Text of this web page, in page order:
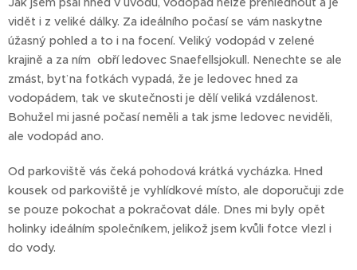
vidět i z veliké dálky. Za ideálního počasí se vám naskytne
úžasný pohled a to i na focení. Veliký vodopád v zelené
krajině a za ním obří ledovec Snaefellsjokull. Nenechte se ale
zmást, byť na fotkách vypadá, že je ledovec hned za
vodopádem, tak ve skutečnosti je dělí veliká vzdálenost.
Bohužel mi jasné počasí neměli a tak jsme ledovec neviděli,
ale vodopád ano.
Od parkoviště vás čeká pohodová krátká vycházka. Hned
kousek od parkoviště je vyhlídkové místo, ale doporučuji zde
se pouze pokochat a pokračovat dále. Dnes mi byly opět
holinky ideálním společníkem, jelikož jsem kvůli fotce vlezl i
do vody.